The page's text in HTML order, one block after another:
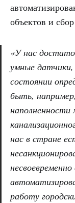
объектов и
«У нас
умные
состоянии
быть,
нас в стране
работу